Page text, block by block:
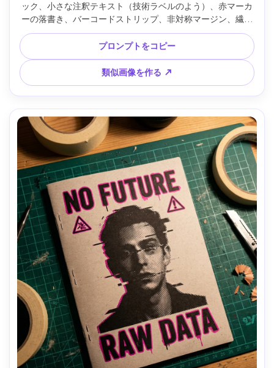
ック、小さな注釈テキスト（技術ラベルのよう）、赤マーカ
ーの落書き、バーコードストリップ、非対称マージン、繊維
が見えるマット紙、高コントラストの黒・白・アシッドグリ
ーン。傷入り金属テーブル上で真上からフラットレイ撮影、
Canon EOS R5、50mm、シャープフォーカス、リアルな印刷
テクスチャ、ソフトシネマ照明 --ar 4:5
プロンプトをコピー
類似画像を作る ↗